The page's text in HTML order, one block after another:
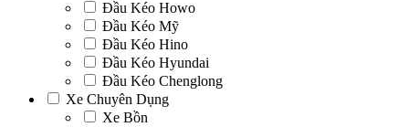
Đầu Kéo Howo
Đầu Kéo Mỹ
Đầu Kéo Hino
Đầu Kéo Hyundai
Đầu Kéo Chenglong
Xe Chuyên Dụng
Xe Bồn